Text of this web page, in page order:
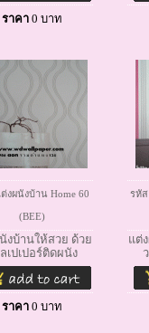
ราคา 0 บาท
งผนังบ้าน Home 60
(BEE)
งบ้านให้สวย ด้วย
เปเปอร์ติดผนัง
ราคา 0 บาท
รหัส
แต่